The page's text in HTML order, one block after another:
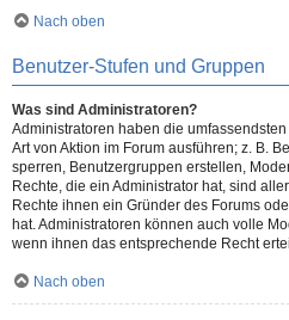
Nach oben
Benutzer-Stufen und Gruppen
Was sind Administratoren?
Administratoren haben die
Art von Aktion im Forum ausführen; z. B.
sperren, Benutzergruppen erstellen,
Rechte, die ein Administrator hat, sind
Rechte ihnen ein Gründer des Forums
hat. Administratoren können auch volle
wenn ihnen das entsprechende Recht
Nach oben